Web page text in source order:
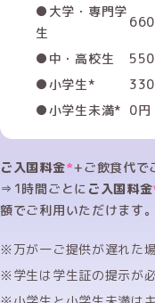
●大学・専門学
生
●中・高校生
●小学生*
●小学生未満* 0円
ご入国料金*+ご飲食代で
⇒1時間ごとに ご入国料金
額でご利用いただけます
万が一ご提供が遅れた
学生は学生証の提示が